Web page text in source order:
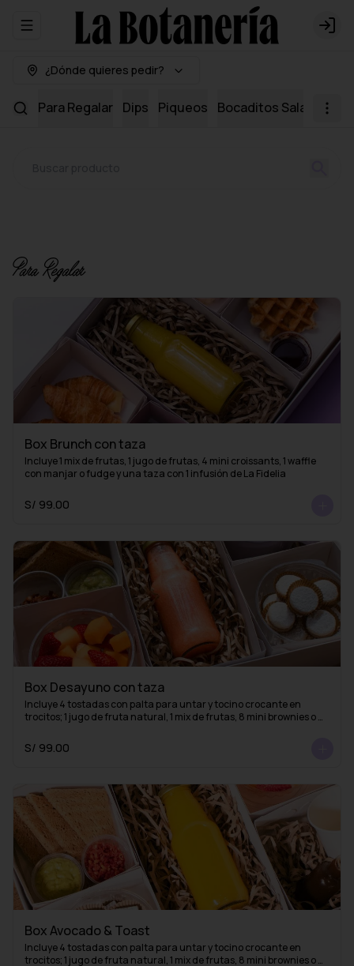
Abrir menu de navegación Login
¿Dónde quieres pedir?
Para Regalar Dips Piqueos Bocaditos Salados
Para Regalar
Box Brunch con taza
Incluye 1 mix de frutas, 1 jugo de frutas, 4 mini croissants, 1 waffle
con manjar o fudge y una taza con 1 infusión de La Fidelia
S/ 99.00
Box Desayuno con taza
Incluye 4 tostadas con palta para untar y tocino crocante en
trocitos; 1 jugo de fruta natural, 1 mix de frutas, 8 mini brownies o
S/ 99.00
Box Avocado & Toast
Incluye 4 tostadas con palta para untar y tocino crocante en
trocitos; 1 jugo de fruta natural, 1 mix de frutas, 8 mini brownies o